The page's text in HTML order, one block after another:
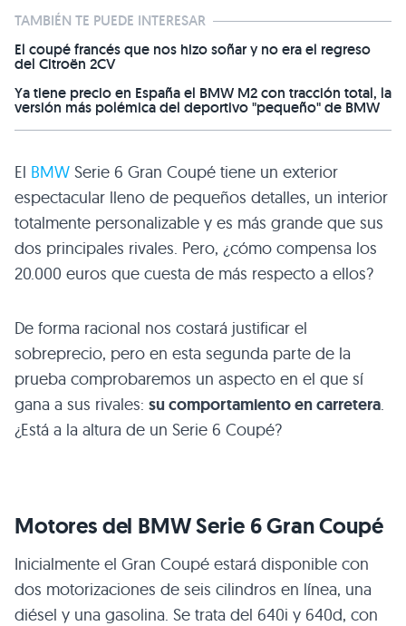
TAMBIÉN TE PUEDE INTERESAR
El coupé francés que nos hizo soñar y no era el regreso
del Citroën 2CV
Ya tiene precio en España el BMW M2 con tracción total, la
versión más polémica del deportivo "pequeño" de BMW
El BMW Serie 6 Gran Coupé tiene un exterior
espectacular lleno de pequeños detalles, un interior
totalmente personalizable y es más grande que sus
dos principales rivales. Pero, ¿cómo compensa los
20.000 euros que cuesta de más respecto a ellos?
De forma racional nos costará justificar el
sobreprecio, pero en esta segunda parte de la
prueba comprobaremos un aspecto en el que sí
gana a sus rivales: su comportamiento en carretera.
¿Está a la altura de un Serie 6 Coupé?
Motores del BMWSerie 6 Gran Coupé
Inicialmente el Gran Coupé estará disponible con
dos motorizaciones de seis cilindros en línea, una
diésel y una gasolina. Se trata del 640i y 640d, con